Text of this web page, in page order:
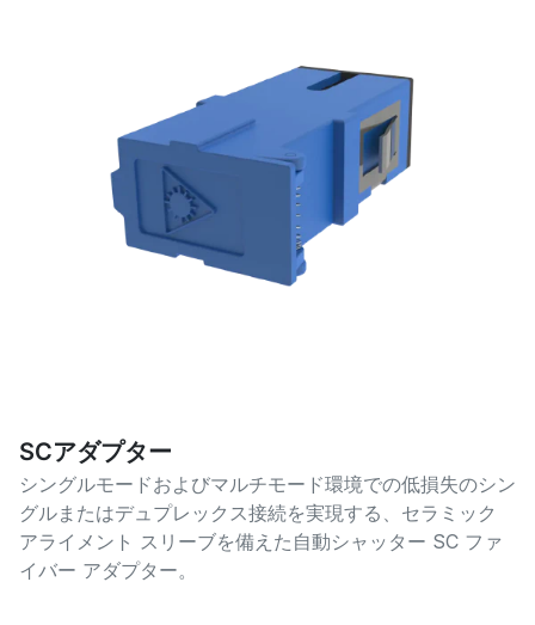
SCアダプター
シングルモードおよびマルチモード環境での低損失のシン
グルまたはデュプレックス接続を実現する、セラミック
アライメント スリーブを備えた自動シャッター SC ファ
イバー アダプター。